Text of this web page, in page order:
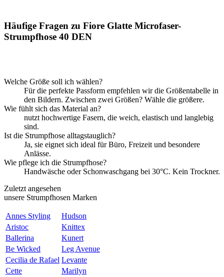
Häufige Fragen zu Fiore Glatte Microfaser-
Strumpfhose 40 DEN
Welche Größe soll ich wählen?
Für die perfekte Passform empfehlen wir die Größentabelle in
den Bildern. Zwischen zwei Größen? Wähle die größere.
Wie fühlt sich das Material an?
nutzt hochwertige Fasern, die weich, elastisch und langlebig
sind.
Ist die Strumpfhose alltagstauglich?
Ja, sie eignet sich ideal für Büro, Freizeit und besondere
Anlässe.
Wie pflege ich die Strumpfhose?
Handwäsche oder Schonwaschgang bei 30°C. Kein Trockner.
Zuletzt angesehen
unsere Strumpfhosen Marken
Annes Styling
Hudson
Aristoc
Knittex
Ballerina
Kunert
Be Wicked
Leg Avenue
Cecilia de Rafael Levante
Cette
Marilyn